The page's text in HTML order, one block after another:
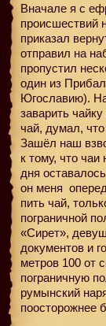
Вначале я с
происшествий
приказал
отправил на
пропустил
один из
Югославию).
заварить
чай, думал,
Зашёл наш
к тому, что
дня
он меня
пить чай,
пограничной
«Сирет»,
документов и
метров 100 от
пограничную
румынский
поосторожнее